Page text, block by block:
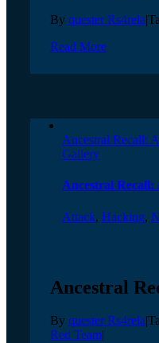
By quester Rs4rela|
Read More
Ancestral Recall:
Gallery
Ancestral Recall:
Attack, Hacking,
Ancestral
By quester Rs4rela|
Red Team|